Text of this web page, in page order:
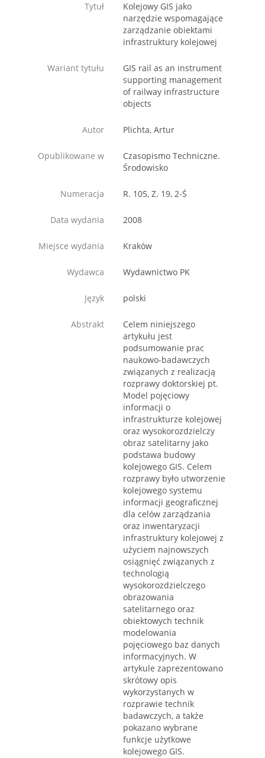
Tytuł
Kolejowy GIS jako
narzędzie wspomagające
zarządzanie obiektami
infrastruktury kolejowej
Wariant tytułu
GIS rail as an instrument
supporting management
of railway infrastructure
objects
Autor Plichta, Artur
Opublikowane w
Czasopismo Techniczne.
Środowisko
Numeracja R. 105, Z. 19, 2-Ś
Data wydania 2008
Miejsce wydania Kraków
Wydawca Wydawnictwo PK
Język polski
Abstrakt
Celem niniejszego
artykułu jest
podsumowanie prac
naukowo-badawczych
związanych z realizacją
rozprawy doktorskiej pt.
Model pojęciowy
informacji o
infrastrukturze kolejowej
oraz wysokorozdzielczy
obraz satelitarny jako
podstawa budowy
kolejowego GIS. Celem
rozprawy było utworzenie
kolejowego systemu
informacji geograficznej
dla celów zarządzania
oraz inwentaryzacji
infrastruktury kolejowej z
użyciem najnowszych
osiągnięć związanych z
technologią
wysokorozdzielczego
obrazowania
satelitarnego oraz
obiektowych technik
modelowania
pojęciowego baz danych
informacyjnych. W
artykule zaprezentowano
skrótowy opis
wykorzystanych w
rozprawie technik
badawczych, a także
pokazano wybrane
funkcje użytkowe
kolejowego GIS.